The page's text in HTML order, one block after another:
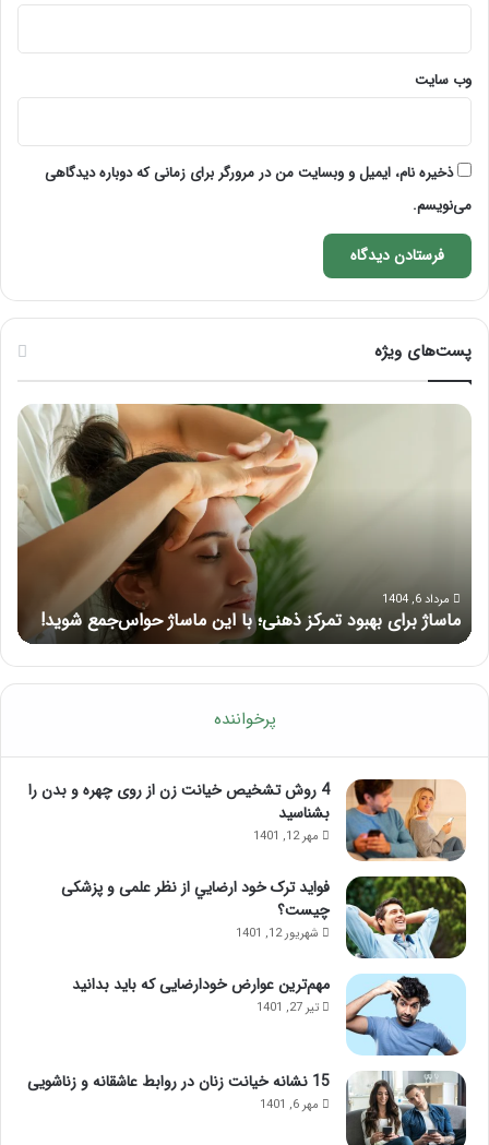
وب‌ سایت
ذخیره نام، ایمیل و وبسایت من در مرورگر برای زمانی که دوباره دیدگاهی
می‌نویسم.
پست‌های ویژه
ماساژ
حواس‌جمع
شوید!
مرداد 6, 1404
ماساژ برای بهبود تمرکز ذهنی؛ با این ماساژ حواس‌جمع شوید!
لب
بعد
از
پرخواننده
4 روش تشخیص خیانت زن از روی چهره و بدن را
بشناسید
مهر 12, 1401
فواید ترک خود ارضايي از نظر علمی و پزشکی
چیست؟
شهریور 12, 1401
مهم‌ترین عوارض خودارضایی که باید بدانید
تیر 27, 1401
15 نشانه خیانت زنان در روابط عاشقانه و زناشویی
مهر 6, 1401